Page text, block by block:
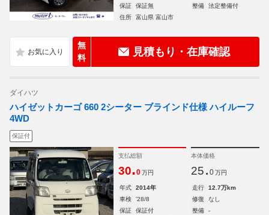
保証
保証無 整備
法定整備付
住所
富山県 富山市
無
料
見積もり・在庫確認
ダイハツ
ハイゼットカーゴ 660 2シーター ブラインド仕様 ハイルーフ
4WD
保証付
支払総額
30.0 万円
本体価格
25. 0 万円
年式 2014年 走行
12.7万km
車検
'28/8 修復
なし
保証
保証付 整備
-